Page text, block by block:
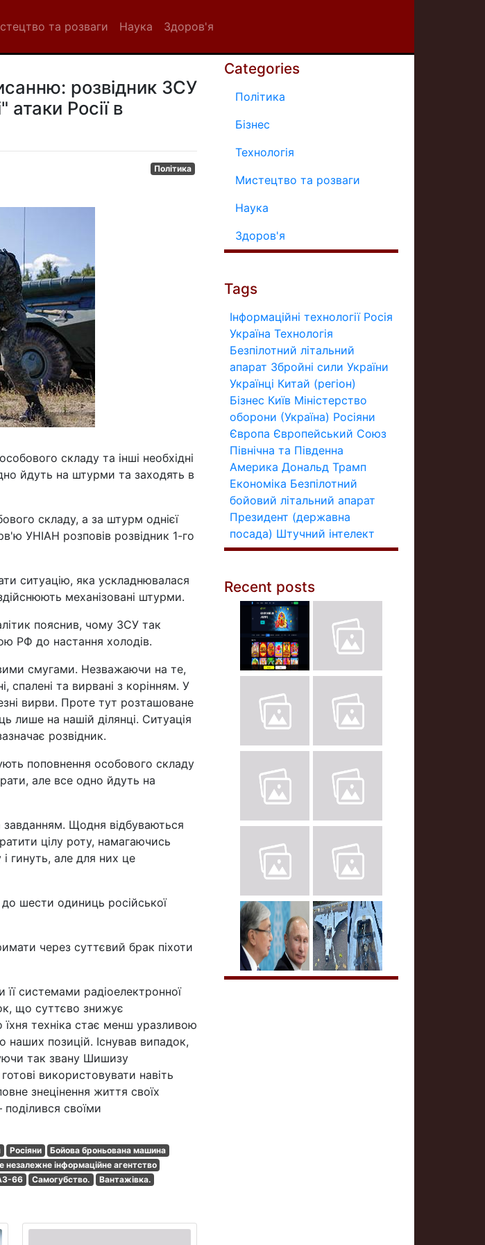
та розваги Наука Здоров'я
розвідник ЗСУ
атаки Росії в
Політика
складу та інші необхідні
йдуть на штурми та заходять в
складу, а за штурм однієї
УНІАН розповів розвідник 1-го
ситуацію, яка ускладнювалася
механізовані штурми.
пояснив, чому ЗСУ так
РФ до настання холодів.
смугами. Незважаючи на те,
та вирвані з корінням. У
вирви. Проте тут розташоване
лише на нашій ділянці. Ситуація
розвідник.
поповнення особового складу
але все одно йдуть на
Щодня відбуваються
цілу роту, намагаючись
гинуть, але для них це
шести одиниць російської
через суттєвий брак піхоти
системами радіоелектронної
що суттєво знижує
техніка стає менш уразливою
позицій. Існував випадок,
так звану Шишизу
використовувати навіть
знецінення життя своїх
своїми
Росіяни
Бойова броньована машина
незалежне інформаційне агентство
66 Самогубство. Вантажівка.
Categories
Політика
Бізнес
Технологія
Мистецтво та розваги
Наука
Здоров'я
Tags
Інформаційні технології Росія
Україна Технологія
Безпілотний літальний
апарат Збройні сили України
Українці Китай (регіон)
Бізнес Київ Міністерство
оборони (Україна) Росіяни
Європа Європейський Союз
Північна та Південна
Америка Дональд Трамп
Економіка Безпілотний
бойовий літальний апарат
Президент (державна
посада) Штучний інтелект
Recent posts